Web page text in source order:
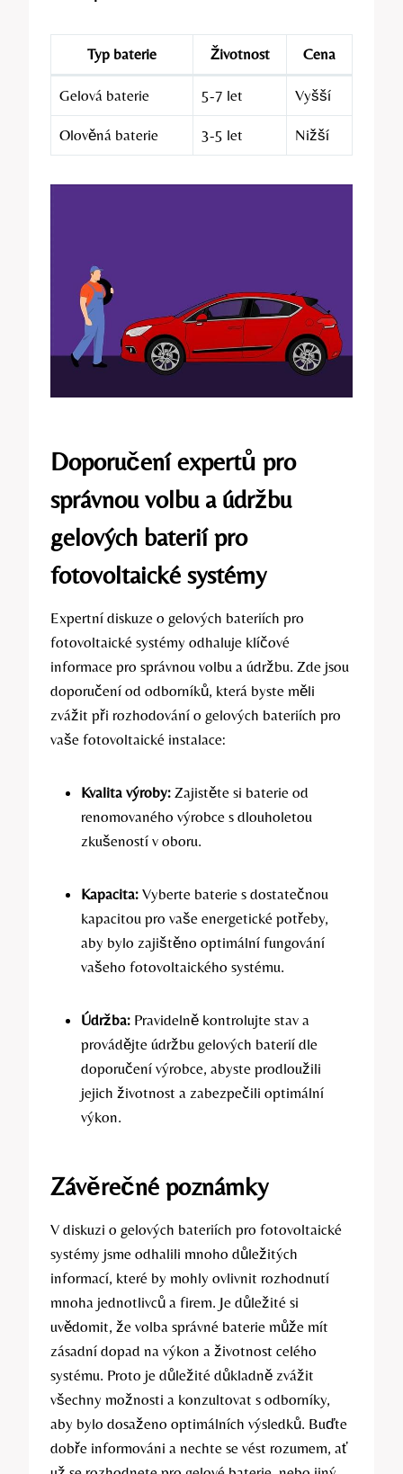
Typ baterie Životnost Cena
Gelová baterie 5-7 let Vyšší
Olověná baterie 3-5 let Nižší
Doporučení expertů pro
správnou volbu a údržbu
gelových baterií pro
fotovoltaické systémy
Expertní diskuze o gelových bateriích pro
fotovoltaické systémy odhaluje klíčové
informace pro správnou volbu a údržbu. Zde jsou
doporučení od odborníků, která byste měli
zvážit při rozhodování o gelových bateriích pro
vaše fotovoltaické instalace:
Kvalita výroby: Zajistěte si baterie od
renomovaného výrobce s dlouholetou
zkušeností v oboru.
Kapacita: Vyberte baterie s dostatečnou
kapacitou pro vaše energetické potřeby,
aby bylo zajištěno optimální fungování
vašeho fotovoltaického systému.
Údržba: Pravidelně kontrolujte stav a
provádějte údržbu gelových baterií dle
doporučení výrobce, abyste prodloužili
jejich životnost a zabezpečili optimální
výkon.
Závěrečné poznámky
V diskuzi o gelových bateriích pro fotovoltaické
systémy jsme odhalili mnoho důležitých
informací, které by mohly ovlivnit rozhodnutí
mnoha jednotlivců a firem. Je důležité si
uvědomit, že volba správné baterie může mít
zásadní dopad na výkon a životnost celého
systému. Proto je důležité důkladně zvážit
všechny možnosti a konzultovat s odborníky,
aby bylo dosaženo optimálních výsledků. Buďte
dobře informováni a nechte se vést rozumem, ať